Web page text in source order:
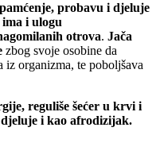
probavu i djeluje
i ulogu
otrova. Jača
zbog svoje osobine da
organizma, te poboljšava
reguliše šećer u krvi i
djeluje i kao afrodizijak.